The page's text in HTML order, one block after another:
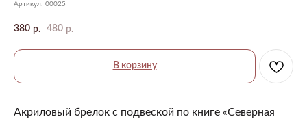
Артикул: 00025
380 р. 480 р.
В корзину
Акриловый брелок с подвеской по книге «Северная